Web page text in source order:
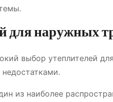
для наружных
выбор утеплителей
из наиболее